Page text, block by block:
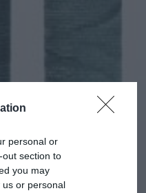
personal or
section to
you may
or personal